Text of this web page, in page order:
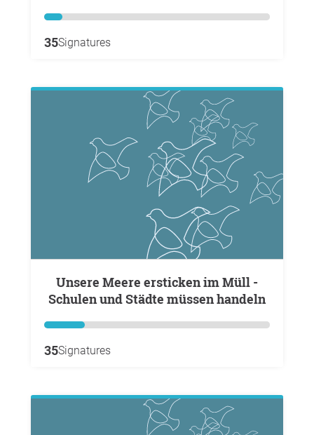
35Signatures
Unsere Meere ersticken im Müll -
Schulen und Städte müssen handeln
35Signatures